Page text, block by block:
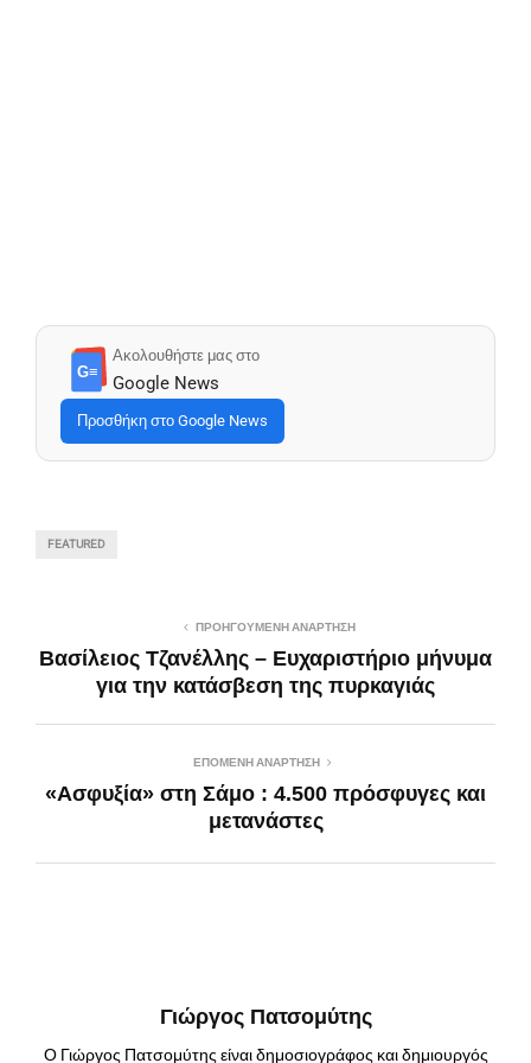
G≡
Ακολουθήστε μας στο
Google News
Προσθήκη στο Google News
FEATURED
ΠΡΟΗΓΟΎΜΕΝΗ ΑΝΆΡΤΗΣΗ
Βασίλειος Τζανέλλης – Ευχαριστήριο μήνυμα
για την κατάσβεση της πυρκαγιάς
ΕΠΌΜΕΝΗ ΑΝΆΡΤΗΣΗ
«Ασφυξία» στη Σάμο : 4.500 πρόσφυγες και
μετανάστες
Γιώργος Πατσομύτης
Ο Γιώργος Πατσομύτης είναι δημοσιογράφος και δημιουργός